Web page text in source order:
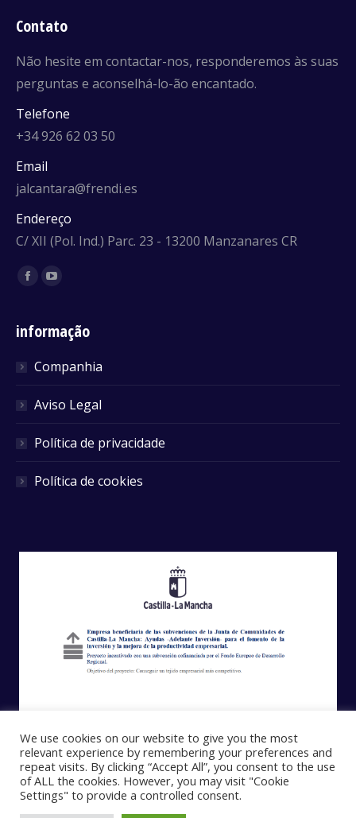
Contato
Não hesite em contactar-nos, responderemos às suas
perguntas e aconselhá-lo-ão encantado.
Telefone
+34 926 62 03 50
Email
jalcantara@frendi.es
Endereço
C/ XII (Pol. Ind.) Parc. 23 - 13200 Manzanares CR
Find us on:
Facebook
informação
Companhia
Aviso Legal
Política de privacidade
Política de cookies
We use cookies on our website to give you the most
relevant experience by remembering your preferences and
repeat visits. By clicking “Accept All”, you consent to the use
of ALL the cookies. However, you may visit "Cookie
Settings" to provide a controlled consent.